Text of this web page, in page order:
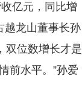
亿元，同比增
越龙山董事长孙
双位数增长才是
前水平。”孙爱